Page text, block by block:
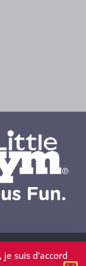
je suis d'accord
S.A.